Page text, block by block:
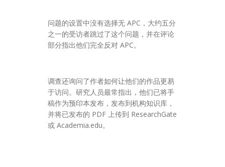
问题的设置中没有选择无 APC，大约五分
之一的受访者跳过了这个问题，并在评论
部分指出他们完全反对 APC。
调查还询问了作者如何让他们的作品更易
于访问。研究人员最常指出，他们已将手
稿作为预印本发布，发布到机构知识库，
并将已发布的 PDF 上传到 ResearchGate
或 Academia.edu。